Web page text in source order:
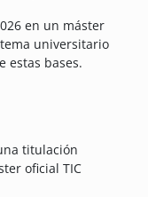
en un máster
universitario
estas bases.
titulación
oficial TIC